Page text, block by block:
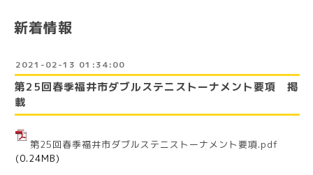
新着情報
2021-02-13 01:34:00
第25回春季福井市ダブルステニストーナメント要項 掲
載
第25回春季福井市ダブルステニストーナメント要項.pdf
(0.24MB)